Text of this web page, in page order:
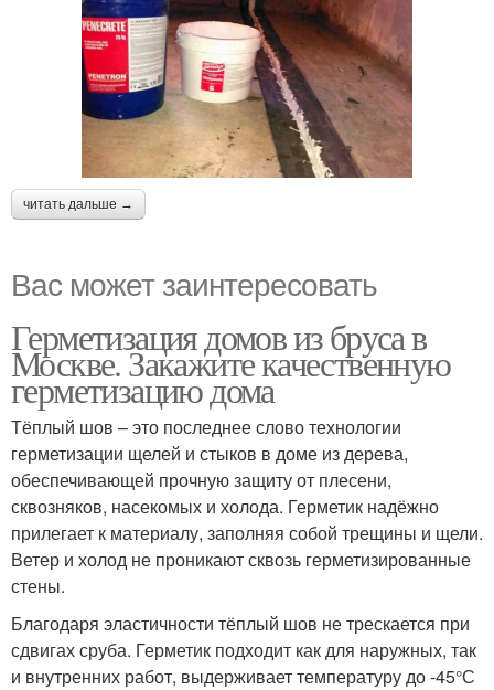
читать дальше →
Вас может заинтересовать
Герметизация домов из бруса в
Москве. Закажите качественную
герметизацию дома
Тёплый шов – это последнее слово технологии
герметизации щелей и стыков в доме из дерева,
обеспечивающей прочную защиту от плесени,
сквозняков, насекомых и холода. Герметик надёжно
прилегает к материалу, заполняя собой трещины и щели.
Ветер и холод не проникают сквозь герметизированные
стены.
Благодаря эластичности тёплый шов не трескается при
сдвигах сруба. Герметик подходит как для наружных, так
и внутренних работ, выдерживает температуру до -45°С